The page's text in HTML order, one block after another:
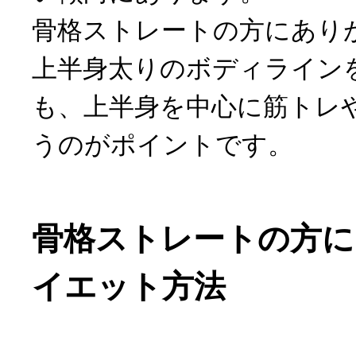
骨格ストレートの方にあり
上半身太りのボディライン
も、上半身を中心に筋トレ
うのがポイントです。
骨格ストレートの方
イエット方法